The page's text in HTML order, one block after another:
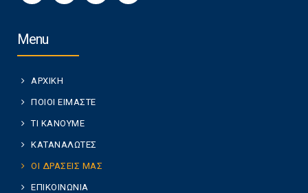
Menu
ΑΡΧΙΚΗ
ΠΟΙΟΙ ΕΙΜΑΣΤΕ
ΤΙ ΚΑΝΟΥΜΕ
ΚΑΤΑΝΑΛΩΤΕΣ
ΟΙ ΔΡΑΣΕΙΣ ΜΑΣ
ΕΠΙΚΟΙΝΩΝΙΑ